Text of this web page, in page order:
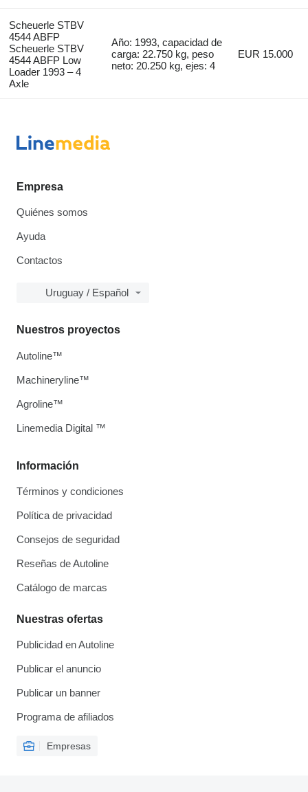
Scheuerle STBV
4544 ABFP
Scheuerle STBV
4544 ABFP Low
Loader 1993 – 4
Axle
Año: 1993, capacidad de
carga: 22.750 kg, peso
neto: 20.250 kg, ejes: 4
EUR 15.000
Empresa
Quiénes somos
Ayuda
Contactos
Uruguay / Español
Información
Términos y condiciones
Política de privacidad
Consejos de seguridad
Reseñas de Autoline
Catálogo de marcas
Nuestras ofertas
Publicidad en Autoline
Publicar el anuncio
Publicar un banner
Programa de afiliados
Empresas
Nuestros proyectos
Autoline™
Machineryline™
Agroline™
Linemedia Digital ™